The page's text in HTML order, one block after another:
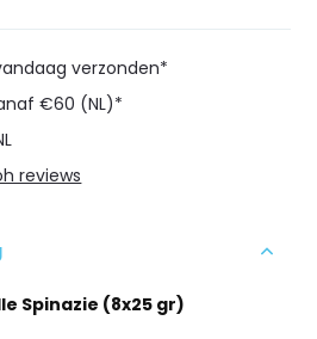
verzonden*
€60 (NL)*
reviews
Spinazie (8x25 gr)